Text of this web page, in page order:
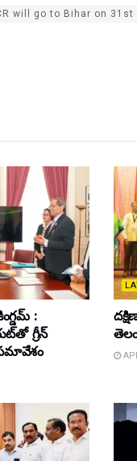
will go to Bihar on
:
గ్రీన్